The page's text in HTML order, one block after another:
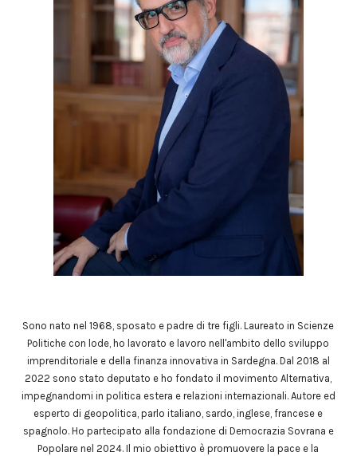
Sono nato nel 1968, sposato e padre di tre figli. Laureato in Scienze
Politiche con lode, ho lavorato e lavoro nell'ambito dello sviluppo
imprenditoriale e della finanza innovativa in Sardegna. Dal 2018 al
2022 sono stato deputato e ho fondato il movimento Alternativa,
impegnandomi in politica estera e relazioni internazionali. Autore ed
esperto di geopolitica, parlo italiano, sardo, inglese, francese e
spagnolo. Ho partecipato alla fondazione di Democrazia Sovrana e
Popolare nel 2024. Il mio obiettivo è promuovere la pace e la